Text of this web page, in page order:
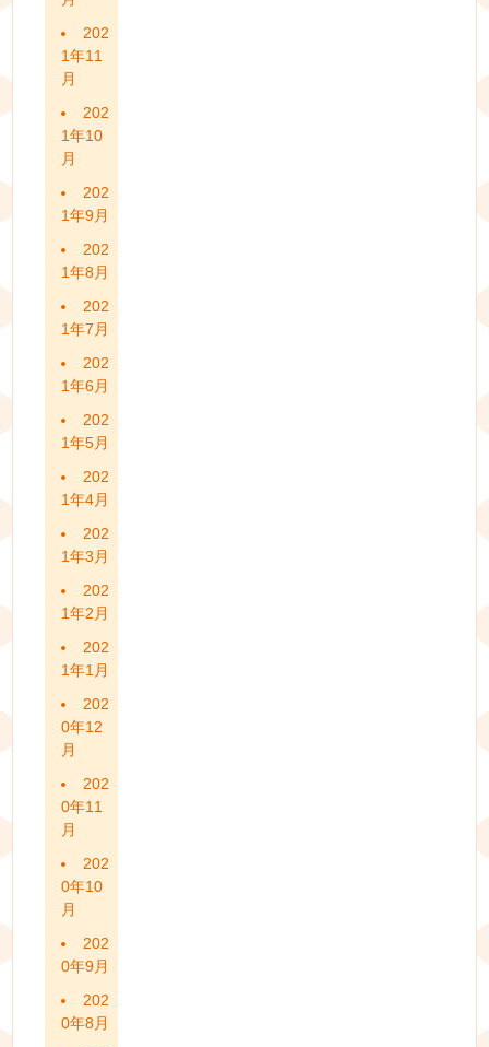
202
1年11
月
202
1年10
月
202
1年9月
202
1年8月
202
1年7月
202
1年6月
202
1年5月
202
1年4月
202
1年3月
202
1年2月
202
1年1月
202
0年12
月
202
0年11
月
202
0年10
月
202
0年9月
202
0年8月